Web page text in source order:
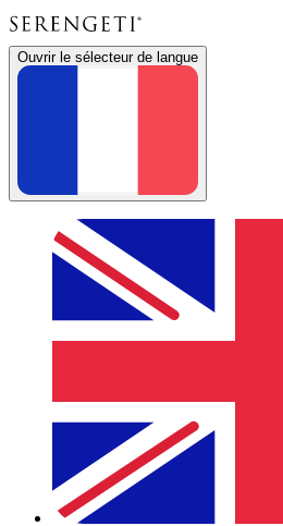
Ouvrir le sélecteur de langue